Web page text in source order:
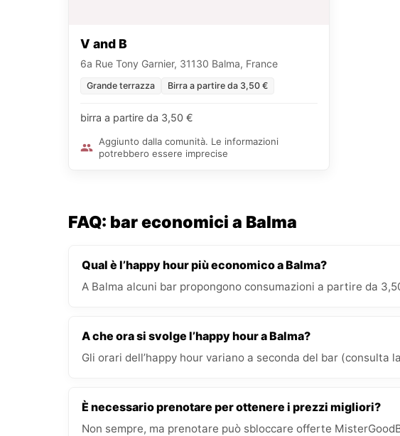
V and B
6a Rue Tony Garnier, 31130 Balma, France
Grande terrazza Birra a partire da 3,50 €
birra a partire da 3,50 €
Aggiunto dalla comunità. Le informazioni
potrebbero essere imprecise
FAQ: bar economici a Balma
Qual è l’happy hour più economico a Balma?
A Balma alcuni bar propongono consumazioni a partire da
A che ora si svolge l’happy hour a Balma?
Gli orari dell’happy hour variano a seconda del bar (consulta
È necessario prenotare per ottenere i prezzi migliori?
Non sempre, ma prenotare può sbloccare offerte